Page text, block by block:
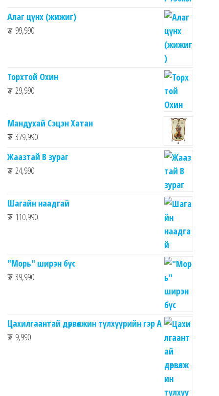
Алаг цүнх (жижиг)
₮ 99,990
Торхтой Охин
₮ 29,990
Мандухай Сэцэн Хатан
₮ 379,990
Жаазтай В зураг
₮ 24,990
Шагайн наадгай
₮ 110,990
"Морь" ширэн бүс
₮ 39,990
Цахилгаантай дөрвөлжин түлхүүрийн гэр А
₮ 9,990